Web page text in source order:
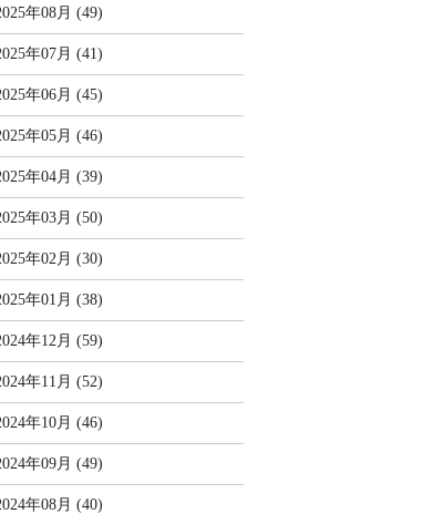
年08月 (49)
年07月 (41)
年06月 (45)
年05月 (46)
年04月 (39)
年03月 (50)
年02月 (30)
年01月 (38)
年12月 (59)
年11月 (52)
年10月 (46)
年09月 (49)
年08月 (40)